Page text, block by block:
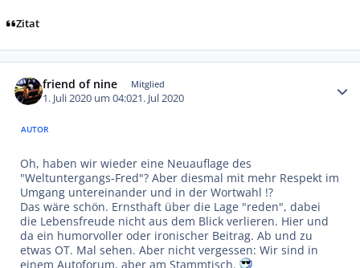
Zitat
friend of nine Mitglied
1. Juli 2020 um 04:021. Jul 2020
AUTOR
Oh, haben wir wieder eine Neuauflage des
"Weltuntergangs-Fred"? Aber diesmal mit mehr Respekt im
Umgang untereinander und in der Wortwahl !?
Das wäre schön. Ernsthaft über die Lage "reden", dabei
die Lebensfreude nicht aus dem Blick verlieren. Hier und
da ein humorvoller oder ironischer Beitrag. Ab und zu
etwas OT. Mal sehen. Aber nicht vergessen: Wir sind in
einem Autoforum, aber am Stammtisch.